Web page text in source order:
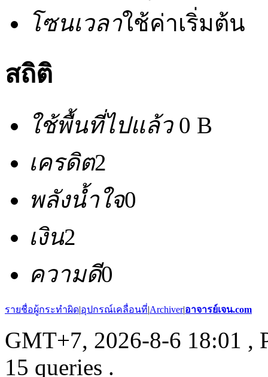
โซนเวลาใช้ค่าเริ่มต้น
สถิติ
ใช้พื้นที่ไปแล้ว0 B
เครดิต2
พลังน้ำใจ0
เงิน2
ความดี0
รายชื่อผู้กระทำผิด|อุปกรณ์เคลื่อนที่|Archiver|อาจารย์เจน.com
GMT+7, 2026-8-6 18:01 ,
15 queries .